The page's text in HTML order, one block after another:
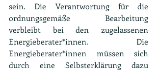
sein. Die Verantwortung für die
ordnungsgemäße Bearbeitung
verbleibt bei den zugelassenen
Energieberater*innen. Die
Energieberater*innen müssen sich
durch eine Selbsterklärung dazu